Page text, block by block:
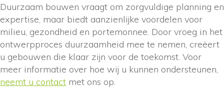
Duurzaam bouwen vraagt om zorgvuldige planning en
expertise, maar biedt aanzienlijke voordelen voor
milieu, gezondheid en portemonnee. Door vroeg in het
ontwerpproces duurzaamheid mee te nemen, creëert
u gebouwen die klaar zijn voor de toekomst. Voor
meer informatie over hoe wij u kunnen ondersteunen,
neemt u contact met ons op.